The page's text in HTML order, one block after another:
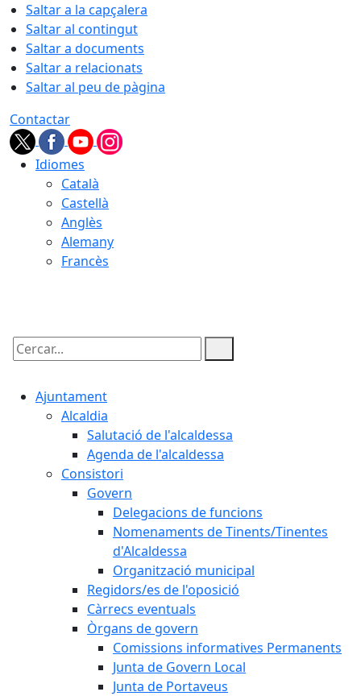
Saltar a la capçalera
Saltar al contingut
Saltar a documents
Saltar a relacionats
Saltar al peu de pàgina
Contactar
Idiomes
Català
Castellà
Anglès
Alemany
Francès
Cercar:
Ajuntament
Alcaldia
Salutació de l'alcaldessa
Agenda de l'alcaldessa
Consistori
Govern
Delegacions de funcions
Nomenaments de Tinents/Tinentes
d'Alcaldessa
Organització municipal
Regidors/es de l'oposició
Càrrecs eventuals
Òrgans de govern
Comissions informatives Permanents
Junta de Govern Local
Junta de Portaveus